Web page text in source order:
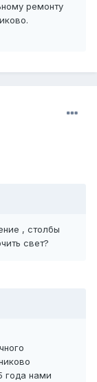
ремонту
, столбы
свет?
года нами